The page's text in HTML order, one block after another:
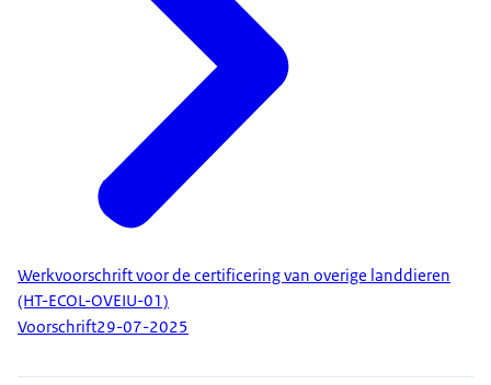
Werkvoorschrift voor de certificering van overige landdieren
(HT-ECOL-OVEIU-01)
Voorschrift29-07-2025